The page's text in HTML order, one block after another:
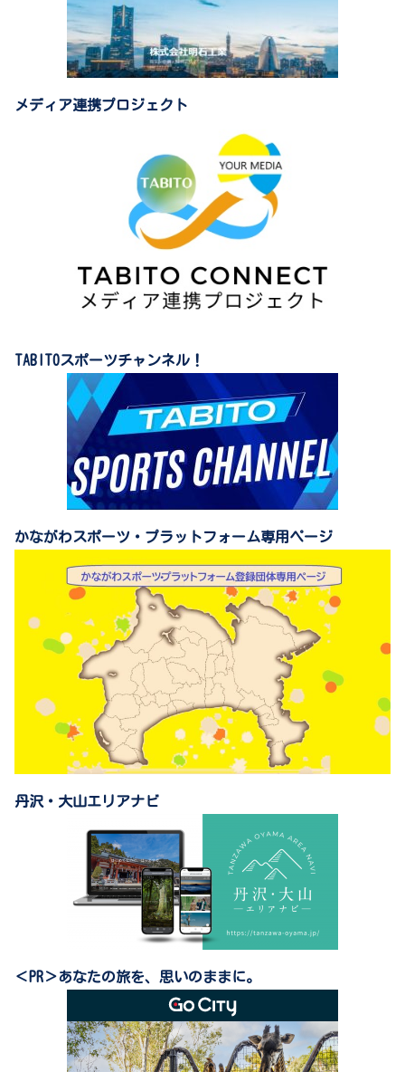
メディア連携プロジェクト
TABITOスポーツチャンネル！
かながわスポーツ・プラットフォーム専用ページ
丹沢・大山エリアナビ
＜PR＞あなたの旅を、思いのままに。